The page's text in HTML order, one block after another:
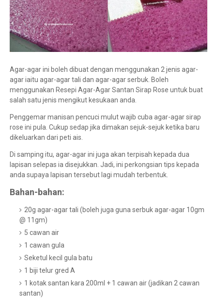
Agar-agar ini boleh dibuat dengan menggunakan 2 jenis agar-
agar iaitu agar-agar tali dan agar-agar serbuk. Boleh
menggunakan Resepi Agar-Agar Santan Sirap Rose untuk buat
salah satu jenis mengikut kesukaan anda.
Penggemar manisan pencuci mulut wajib cuba agar-agar sirap
rose ini pula. Cukup sedap jika dimakan sejuk-sejuk ketika baru
dikeluarkan dari peti ais.
Di samping itu, agar-agar ini juga akan terpisah kepada dua
lapisan selepas ia disejukkan. Jadi, ini perkongsian tips kepada
anda supaya lapisan tersebut lagi mudah terbentuk.
Bahan-bahan:
20g agar-agar tali (boleh juga guna serbuk agar-agar 10gm
@ 11gm)
5 cawan air
1 cawan gula
Seketul kecil gula batu
1 biji telur gred A
1 kotak santan kara 200ml + 1 cawan air (jadikan 2 cawan
santan)